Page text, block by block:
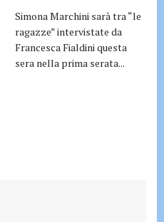
Simona Marchini sarà tra “le
ragazze” intervistate da
Francesca Fialdini questa
sera nella prima serata...